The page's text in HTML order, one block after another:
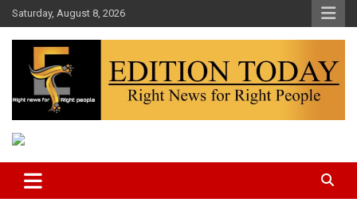
Skip
to
content
Saturday, August 8, 2026
Edition Today